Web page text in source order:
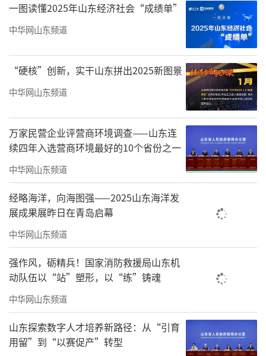
一图读懂2025年山东经济社会“成绩单”
中华网山东频道
“硬核”创新，实干山东拼出2025新图景
中华网山东频道
万家民营企业评营商环境调查——山东连
续四年入选营商环境最好的10个省份之一
中华网山东频道
经略海洋，向海图强——2025山东海洋发
展成果展昨日在青岛启幕
中华网山东频道
强作风，砺精兵！国家消防救援局山东机
动队伍以“站”塑形，以“练”铸魂
中华网山东频道
山东探索数字人才培养新路径：从“引育
用留”到“以赛促产”转型